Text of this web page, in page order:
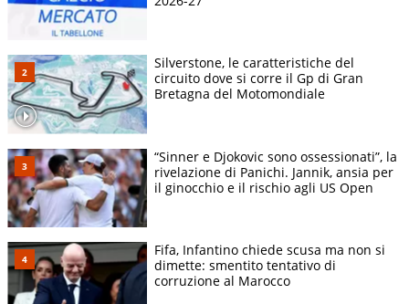
Silverstone, le caratteristiche del
circuito dove si corre il Gp di Gran
Bretagna del Motomondiale
“Sinner e Djokovic sono ossessionati”, la
rivelazione di Panichi. Jannik, ansia per
il ginocchio e il rischio agli US Open
Fifa, Infantino chiede scusa ma non si
dimette: smentito tentativo di
corruzione al Marocco